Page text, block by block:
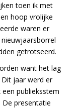
toen ik met
hoop vrolijke
waren er
getrotseerd.
want het lag
jaar werd er
publieksstem
presentatie